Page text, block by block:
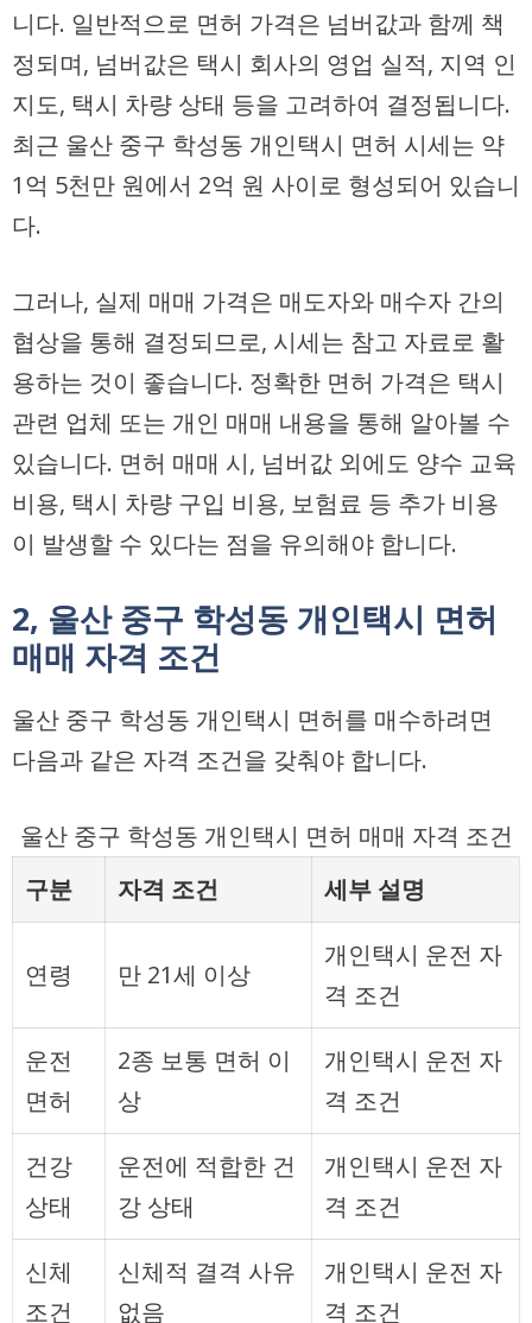
니다. 일반적으로 면허 가격은 넘버값과 함께 책
정되며, 넘버값은 택시 회사의 영업 실적, 지역 인
지도, 택시 차량 상태 등을 고려하여 결정됩니다.
최근 울산 중구 학성동 개인택시 면허 시세는 약
1억 5천만 원에서 2억 원 사이로 형성되어 있습니
다.
그러나, 실제 매매 가격은 매도자와 매수자 간의
협상을 통해 결정되므로, 시세는 참고 자료로 활
용하는 것이 좋습니다. 정확한 면허 가격은 택시
관련 업체 또는 개인 매매 내용을 통해 알아볼 수
있습니다. 면허 매매 시, 넘버값 외에도 양수 교육
비용, 택시 차량 구입 비용, 보험료 등 추가 비용
이 발생할 수 있다는 점을 유의해야 합니다.
2, 울산 중구 학성동 개인택시 면허
매매 자격 조건
울산 중구 학성동 개인택시 면허를 매수하려면
다음과 같은 자격 조건을 갖춰야 합니다.
울산 중구 학성동 개인택시 면허 매매 자격 조건
구분
자격 조건 세부 설명
연령 만 21세 이상
개인택시 운전 자
격 조건
운전
면허
2종 보통 면허 이
상
개인택시 운전 자
격 조건
건강
상태
운전에 적합한 건
강 상태
개인택시 운전 자
격 조건
신체
조건
신체적 결격 사유
없음
개인택시 운전 자
격 조건